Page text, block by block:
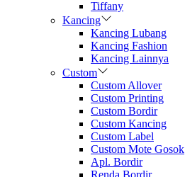
Tiffany
Kancing
Kancing Lubang
Kancing Fashion
Kancing Lainnya
Custom
Custom Allover
Custom Printing
Custom Bordir
Custom Kancing
Custom Label
Custom Mote Gosok
Apl. Bordir
Renda Bordir